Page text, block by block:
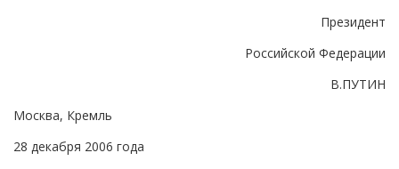
Президент
Российской Федерации
В.ПУТИН
Москва, Кремль
28 декабря 2006 года